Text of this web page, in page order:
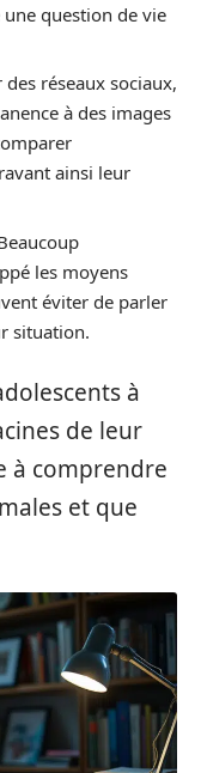
question de vie
des réseaux sociaux,
à des images
ainsi leur
les moyens
éviter de parler
situation.
à
de leur
à comprendre
et que